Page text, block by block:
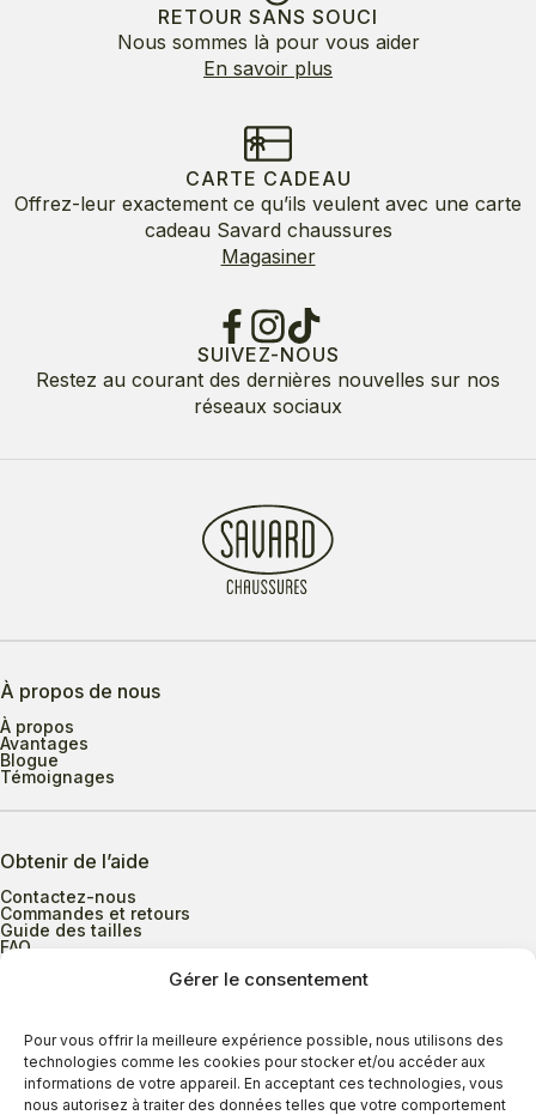
Gérer le consentement
Pour vous offrir la meilleure expérience possible, nous utilisons des
technologies comme les cookies pour stocker et/ou accéder aux
informations de votre appareil. En acceptant ces technologies, vous
nous autorisez à traiter des données telles que votre comportement
RETOUR SANS SOUCI
Nous sommes là pour vous aider
En savoir plus
CARTE CADEAU
Offrez-leur exactement ce qu’ils veulent avec une carte
cadeau Savard chaussures
Magasiner
SUIVEZ-NOUS
Restez au courant des dernières nouvelles sur nos
réseaux sociaux
À propos de nous
À propos
Avantages
Blogue
Témoignages
Obtenir de l’aide
Contactez-nous
Commandes et retours
Guide des tailles
FAQ
Heures d’ouverture
Lundi au mercredi
9h00 à 17h30